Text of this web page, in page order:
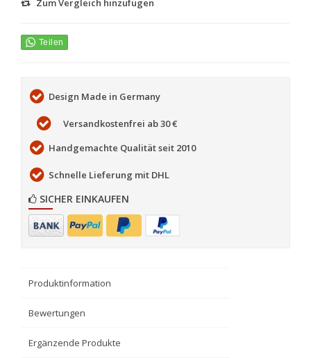
Zum Vergleich hinzufügen
Design Made in Germany
Versandkostenfrei ab 30 €
Handgemachte Qualität seit 2010
Schnelle Lieferung mit DHL
SICHER EINKAUFEN
Produktinformation
Bewertungen
Ergänzende Produkte